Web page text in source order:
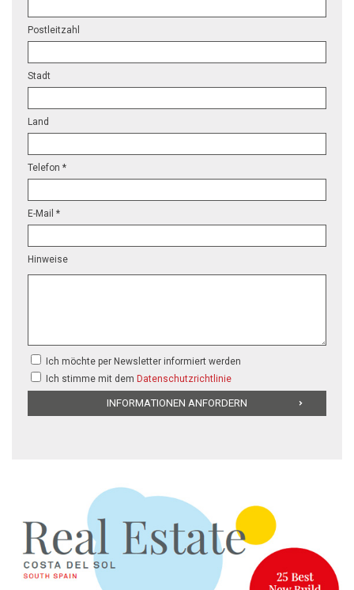
Postleitzahl
Stadt
Land
Telefon *
E-Mail *
Hinweise
Ich möchte per Newsletter informiert werden
Ich stimme mit dem Datenschutzrichtlinie